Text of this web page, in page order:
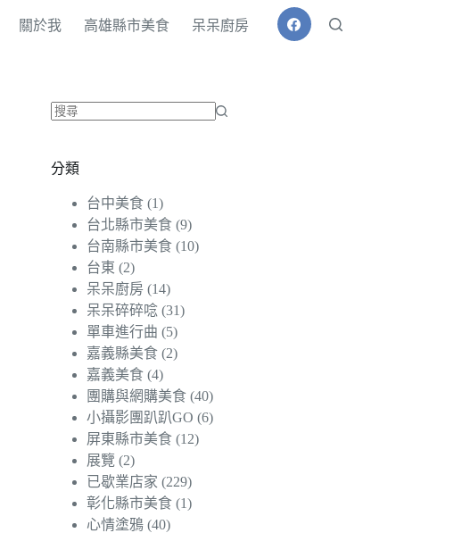
關於我 高雄縣市美食 呆呆廚房
到
分類
台中美食 (1)
台北縣市美食 (9)
台南縣市美食 (10)
台東 (2)
呆呆廚房 (14)
呆呆碎碎唸 (31)
單車進行曲 (5)
嘉義縣美食 (2)
嘉義美食 (4)
團購與網購美食 (40)
小攝影團趴趴GO (6)
屏東縣市美食 (12)
展覽 (2)
已歇業店家 (229)
彰化縣市美食 (1)
心情塗鴉 (40)